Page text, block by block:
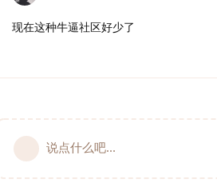
现在这种牛逼社区好少了
说点什么吧...